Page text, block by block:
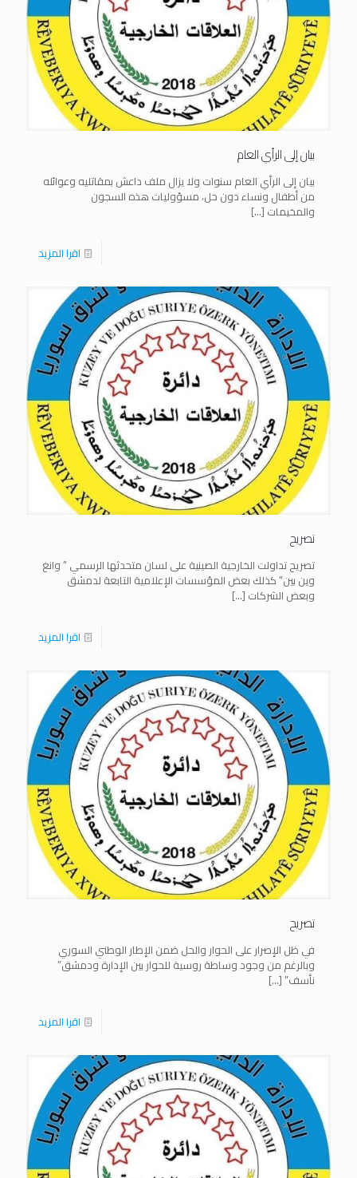
بيان إلى الرأي العام
بيان إلى الرأي العام سنوات ولا يزال ملف داعش بمقاتليه وعوائله
من أطفال ونساء دون حل، مسؤوليات هذه السجون
والمخيمات […]
اقرا المزيد
تصريح
تصريح تداولت الخارجية الصينية على لسان متحدثها الرسمي ” وانغ
وين بين” كذلك بعض المؤسسات الإعلامية التابعة لدمشق
وبعض الشركات […]
اقرا المزيد
تصريح
في ظل الإصرار على الحوار والحل ضمن الإطار الوطني السوري
وبالرغم من وجود وساطة روسية للحوار بين الإدارة ودمشق”
نأسف”[…]
اقرا المزيد